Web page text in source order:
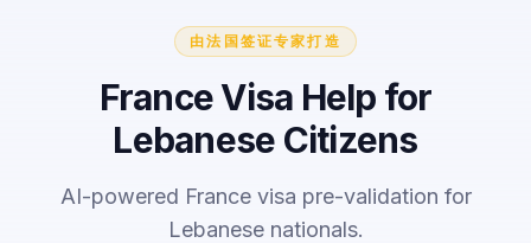
由法国签证专家打造
France Visa Help for
Lebanese Citizens
AI-powered France visa pre-validation for
Lebanese nationals.